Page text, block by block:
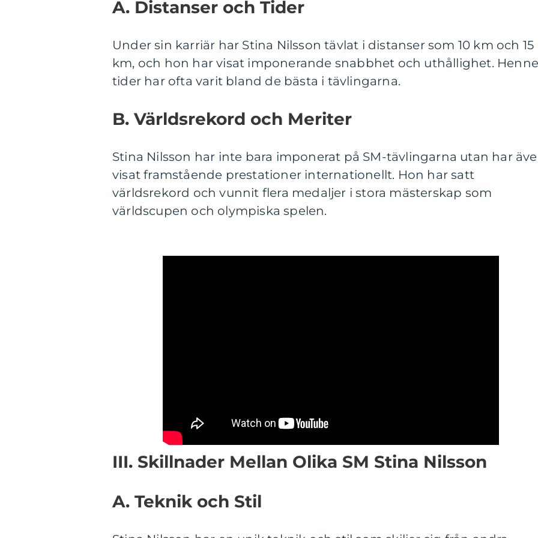
A. Distanser och Tider
Under sin karriär har Stina Nilsson tävlat i distanser som 10 km och 15
km, och hon har visat imponerande snabbhet och uthållighet.
tider har ofta varit bland de bästa i tävlingarna.
B. Världsrekord och Meriter
Stina Nilsson har inte bara imponerat på SM-tävlingarna utan har
visat framstående prestationer internationellt. Hon har satt
världsrekord och vunnit flera medaljer i stora mästerskap som
världscupen och olympiska spelen.
III. Skillnader Mellan Olika SM Stina Nilsson
A. Teknik och Stil